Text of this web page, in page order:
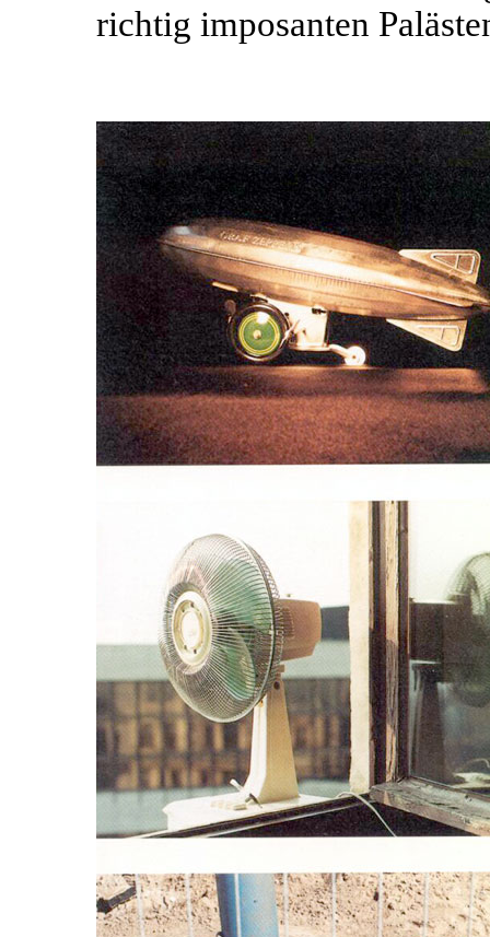
richtig imposanten